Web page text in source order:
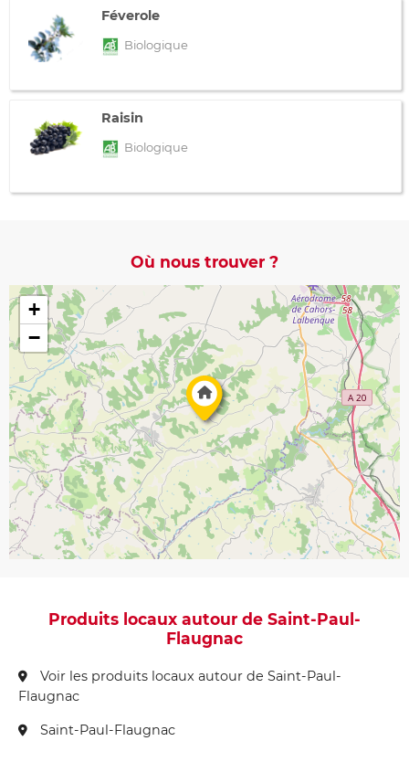
Féverole
Biologique
Raisin
Biologique
Où nous trouver ?
+
−
Produits locaux autour de Saint-Paul-
Flaugnac
Voir les produits locaux autour de Saint-Paul-
Flaugnac
Saint-Paul-Flaugnac